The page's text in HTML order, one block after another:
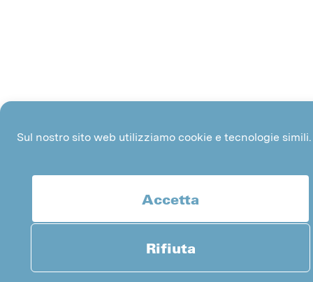
Sul nostro sito web utilizziamo cookie e tecnologie simili.
Rifiuta
Accetta